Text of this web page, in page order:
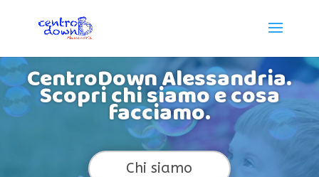
CentroDown Alessandria.
Scopri chi siamo e cosa
facciamo.
Chi siamo